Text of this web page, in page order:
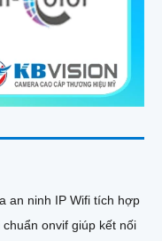
an ninh IP Wifi tích hợp
onvif giúp kết nối